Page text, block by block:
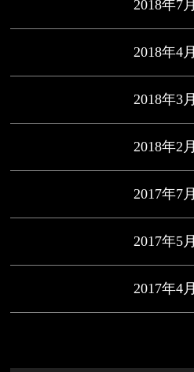
2018年7月
2018年4月
2018年3月
2018年2月
2017年7月
2017年5月
2017年4月